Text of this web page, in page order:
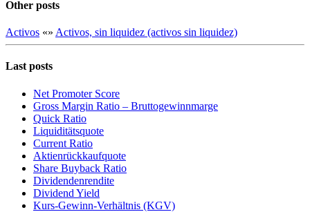
Other posts
Activos «» Activos, sin liquidez (activos sin liquidez)
Last posts
Net Promoter Score
Gro ss Margin Ratio – Bruttogewinnmarge
Quic k Ratio
Liquiditätsquote
Current Ratio
Aktienrückkaufquote
Sha re Buyback Ratio
Dividendenrendite
Dividend Yield
Kurs-Gewinn-Verhältnis (KGV)